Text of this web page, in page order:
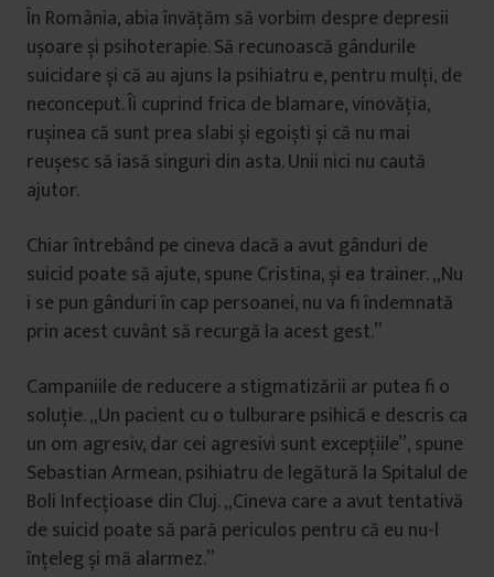
În România, abia învățăm să vorbim despre depresii
ușoare și psihoterapie. Să recunoască gândurile
suicidare și că au ajuns la psihiatru e, pentru mulți, de
neconceput. Îi cuprind frica de blamare, vinovăția,
rușinea că sunt prea slabi și egoiști și că nu mai
reușesc să iasă singuri din asta. Unii nici nu caută
ajutor.
Chiar întrebând pe cineva dacă a avut gânduri de
suicid poate să ajute, spune Cristina, și ea trainer. „Nu
i se pun gânduri în cap persoanei, nu va fi îndemnată
prin acest cuvânt să recurgă la acest gest.”
Campaniile de reducere a stigmatizării ar putea fi o
soluție. „Un pacient cu o tulburare psihică e descris ca
un om agresiv, dar cei agresivi sunt excepțiile”, spune
Sebastian Armean, psihiatru de legătură la Spitalul de
Boli Infecțioase din Cluj. „Cineva care a avut tentativă
de suicid poate să pară periculos pentru că eu nu-l
înțeleg și mă alarmez.”